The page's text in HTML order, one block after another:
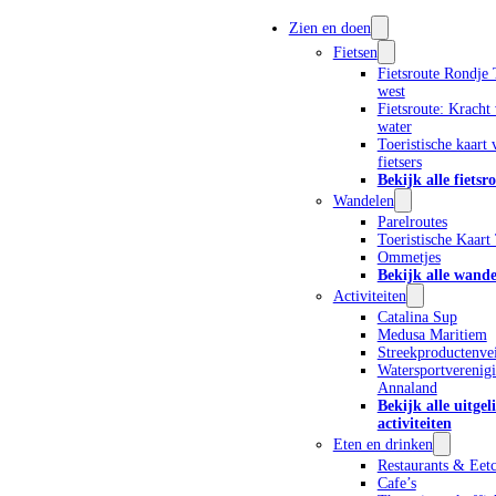
Zien en doen
Fietsen
Fietsroute Rondje
west
Fietsroute: Kracht
water
Toeristische kaart
fietsers
Bekijk alle
Wandelen
Parelroutes
Toeristische Kaart
Ommetjes
Bekijk alle
Activiteiten
Catalina Sup
Medusa Maritiem
Annaland
Bekijk alle
activiteiten
Eten en drinken
Restaurants &
Cafe’s
Alleen beschikbaar voor ingelogde gebruikers met de rol 'Member'
MELD JE AAN